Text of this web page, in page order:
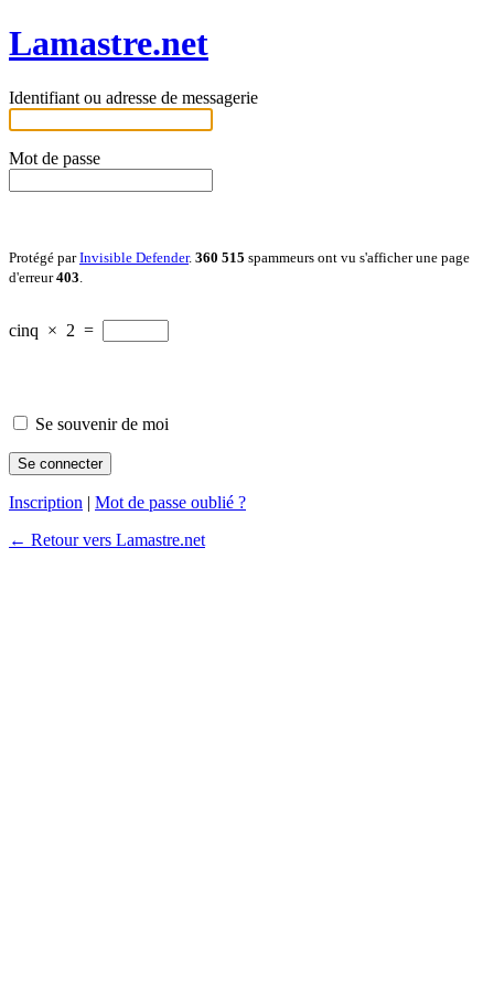
Lamastre.net
Identifiant ou adresse de messagerie
Mot de passe
Protégé parInvisible Defender. 360 515 spammeurs ont vu s'afficher une page
d'erreur403
cinq × 2 =
Se souvenir de moi
Inscription | Mot de passe oublié ?
← Retour vers Lamastre.net